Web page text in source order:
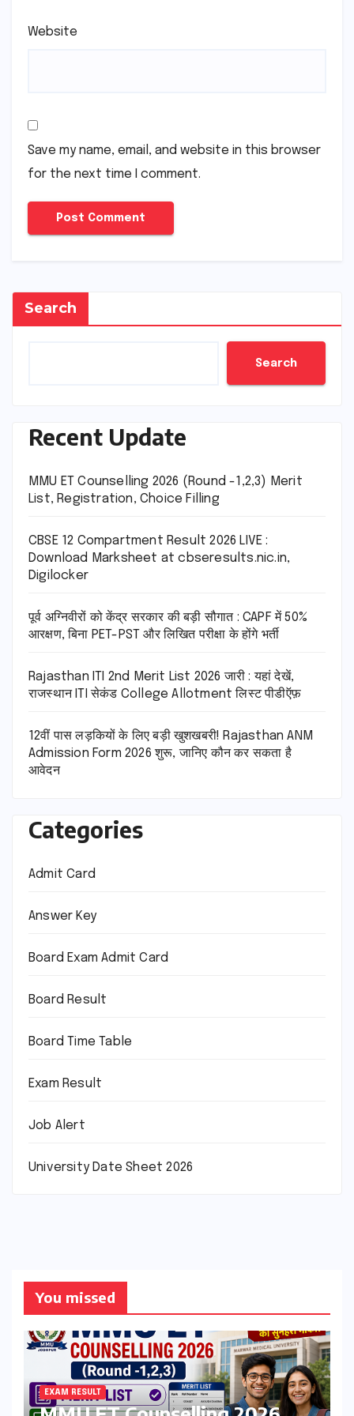
Website
Save my name, email, and website in this browser
for the next time I comment.
Search
Search
Recent Update
MMU ET Counselling 2026 (Round -1,2,3) Merit
List, Registration, Choice Filling
CBSE 12 Compartment Result 2026 LIVE :
Download Marksheet at cbseresults.nic.in,
Digilocker
पूर्व अग्निवीरों को केंद्र सरकार की बड़ी सौगात : CAPF में 50%
आरक्षण, बिना PET-PST और लिखित परीक्षा के होंगे भर्ती
Rajasthan ITI 2nd Merit List 2026 जारी : यहां देखें,
राजस्थान ITI सेकंड College Allotment लिस्ट पीडीऍफ़
12वीं पास लड़कियों के लिए बड़ी खुशखबरी! Rajasthan ANM
Admission Form 2026 शुरू, जानिए कौन कर सकता है
आवेदन
Categories
Admit Card
Answer Key
Board Exam Admit Card
Board Result
Board Time Table
Exam Result
Job Alert
University Date Sheet 2026
You missed
EXAM RESULT